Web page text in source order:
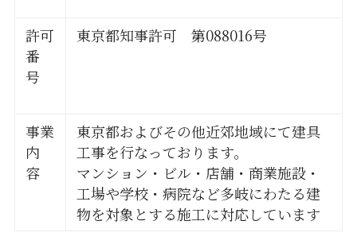
許可
番
号
東京都知事許可 第088016号
事業
内
容
東京都およびその他近郊地域にて建具
工事を行なっております。
マンション・ビル・店舗・商業施設・
工場や学校・病院など多岐にわたる建
物を対象とする施工に対応しています